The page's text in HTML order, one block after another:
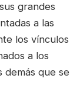
grandes
a las
los vínculos
a los
demás que se